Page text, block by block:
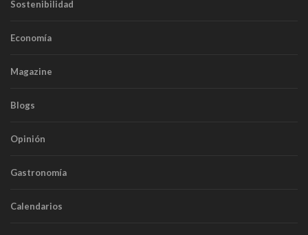
Sostenibilidad
Economía
Magazine
Blogs
Opinión
Gastronomía
Calendarios